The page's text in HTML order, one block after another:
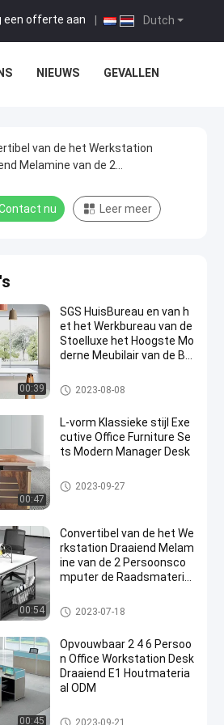
Dutch
een offerte aan
NIEUWS GEVALLEN
van de het Werkstation
Melamine van de 2
nu Leer meer
00:39
SGS HuisBureau en van h
et het Werkbureau van de
Stoelluxe het Hoogste Mo
derne Meubilair van de Bu
commercieel bureau
2023-08-08
00:47
L-vorm Klassieke stijl Exe
cutive Office Furniture Se
ts Modern Manager Desk
commercieel bureau
2023-09-27
00:54
Convertibel van de het We
rkstation Draaiend Melam
ine van de 2 Persoonsco
mputer de Raadsmateria
bureauwerkstation
2023-07-18
00:45
Opvouwbaar 2 4 6 Persoo
n Office Workstation Desk
Draaiend E1 Houtmateria
al ODM
bureauwerkstation
2023-09-21